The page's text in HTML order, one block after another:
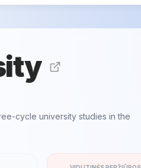
cycle university studies in the